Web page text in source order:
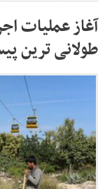
آغاز عملیات
طولانی ترین